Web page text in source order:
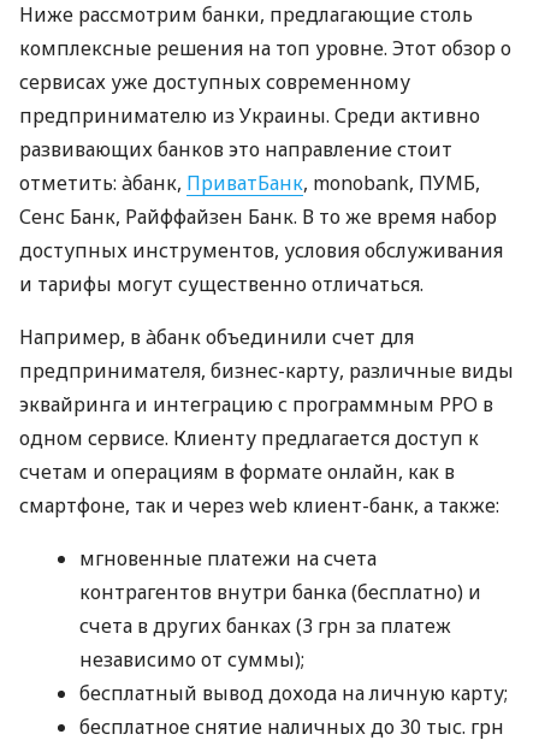
Ниже рассмотрим банки, предлагающие столь
комплексные решения на топ уровне. Этот обзор о
сервисах уже доступных современному
предпринимателю из Украины. Среди активно
развивающих банков это направление стоит
отметить: àбанк, ПриватБанк, monobank, ПУМБ,
Сенс Банк, Райффайзен Банк. В то же время набор
доступных инструментов, условия обслуживания
и тарифы могут существенно отличаться.
Например, в àбанк объединили счет для
предпринимателя, бизнес-карту, различные виды
эквайринга и интеграцию с программным РРО в
одном сервисе. Клиенту предлагается доступ к
счетам и операциям в формате онлайн, как в
смартфоне, так и через web клиент-банк, а также:
мгновенные платежи на счета
контрагентов внутри банка (бесплатно) и
счета в других банках (3 грн за платеж
независимо от суммы);
бесплатный вывод дохода на личную карту;
бесплатное снятие наличных до 30 тыс. грн